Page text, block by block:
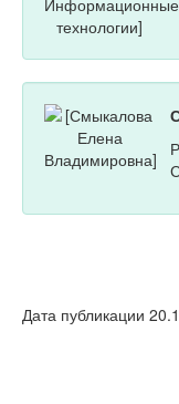
Дата публикации